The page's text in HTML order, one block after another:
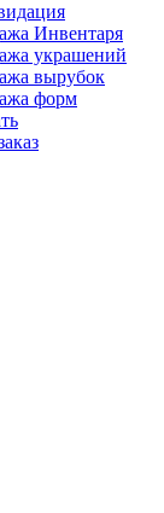
Инвентаря
украшений
вырубок
форм